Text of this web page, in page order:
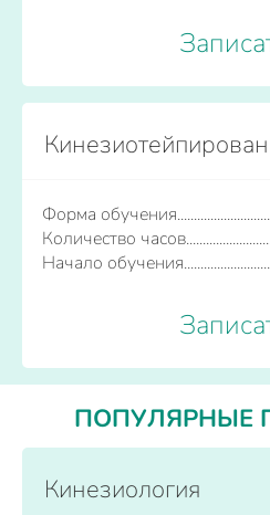
Форма обучения
Количество часов
Начало обучения
ПОПУЛЯРНЫЕ
Кинезиология